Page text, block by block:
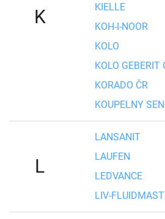
K
KIELLE
KOH-I-NOOR
KOLO
KOLO GEBERIT
KORADO ČR
KOUPELNY SEN
L
LANSANIT
LAUFEN
LEDVANCE
LIV-